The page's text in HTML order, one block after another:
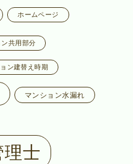
ホームページ
共用部分
ン建替え時期
マンション水漏れ
士